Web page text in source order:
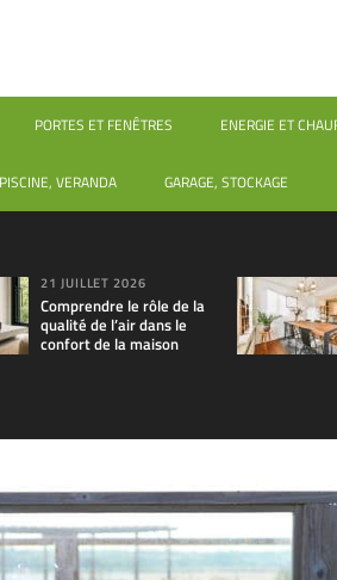
PORTES ET FENÊTRES ENERGIE ET
VERANDA GARAGE, STOCKAGE
21 JUILLET 2026
Comprendre le rôle de la
qualité de l’air dans le
confort de la maison